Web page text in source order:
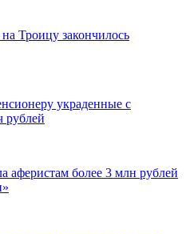
Троицу закончилось
украденные с
рублей
аферистам более 3 млн рублей